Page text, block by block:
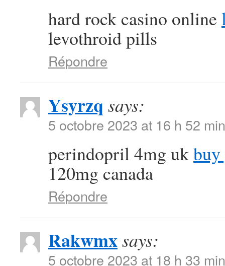
hard rock casino online
levothroid pills
Répondre
Ysyrzq says:
5 octobre 2023 at 16 h 52 min
perindopril 4mg ukbuy
120mg canada
Répondre
Rakwmxsays:
5 octobre 2023 at 18 h 33 min